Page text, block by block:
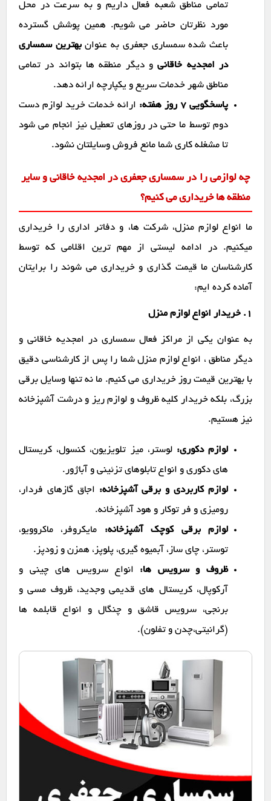
تمامی مناطق شعبه فعال داریم و به سرعت در محل
مورد نظرتان حاضر می شویم. همین پوشش گسترده
باعث شده سمساری جعفری به عنوانبهترین سمساری
در امجدیه خاقانیو دیگر منطقه ها بتواند در تمامی
مناطق شهر خدمات سریع و یکپارچه ارائه دهد.
پاسخگویی ۷ روز هفته:
ارائه خدمات خرید لوازم دست
دوم توسط ما حتی در روزهای تعطیل نیز انجام می شود
تا مشغله کاری شما مانع فروش وسایلتان نشود.
چه لوازمی را در سمساری جعفری در امجدیه خاقانی و سایر
منطقه ها خریداری می کنیم؟
ما انواع لوازم منزل، شرکت ها، و دفاتر اداری را خریداری
میکنیم. در ادامه لیستی از مهم ترین اقلامی که توسط
کارشناسان ما قیمت گذاری و خریداری می شوند را برایتان
آماده کرده ایم:
1. خریدار انواع لوازم منزل
به عنوان یکی از مراکز فعال سمساری در امجدیه خاقانی و
دیگر مناطق ، انواع لوازم منزل شما را پس از کارشناسی دقیق
با بهترین قیمت روز خریداری می کنیم. ما نه تنها وسایل برقی
بزرگ، بلکه خریدار کلیه ظروف و لوازم ریز و درشت آشپزخانه
نیز هستیم.
لوازم دکوری: لوستر، میز تلویزیون، کنسول، کریستال
های دکوری و انواع تابلوهای تزئینی و آباژور.
لوازم کاربردی و برقی آشپزخانه: اجاق گازهای فردار،
رومیزی و فر توکار و هود آشپزخانه.
لوازم برقی کوچک آشپزخانه: مایکروفر، ماکروویو،
توستر، چای ساز، آبمیوه گیری، پلوپز، همزن و زودپز.
ظروف و سرویس ها: انواع سرویس های چینی و
آرکوپال، کریستال های قدیمی وجدید، ظروف مسی و
برنجی، سرویس قاشق و چنگال و انواع قابلمه ها
(گرانیتی،چدن و تفلون).